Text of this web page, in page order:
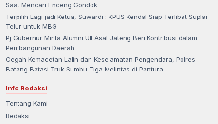
Saat Mencari Enceng Gondok
Terpilih Lagi jadi Ketua, Suwardi : KPUS Kendal Siap Terlibat Suplai
Telur untuk MBG
Pj Gubernur Minta Alumni UII Asal Jateng Beri Kontribusi dalam
Pembangunan Daerah
Cegah Kemacetan Lalin dan Keselamatan Pengendara, Polres
Batang Batasi Truk Sumbu Tiga Melintas di Pantura
Info Redaksi
Tentang Kami
Redaksi